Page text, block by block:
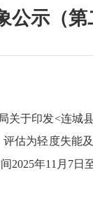
示（第
关于印发<连城
评估为轻度失能
2025年11 月 7日